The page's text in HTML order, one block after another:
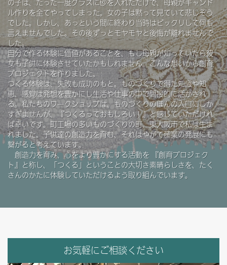
の子は、たった一度グラスに砂を入れただけで、母親がキャンド
ル作りを全てやってしまった。女の子は黙って見ていて悲しそう
でした。しかし、あっという間に終わり当時はビックリして何も
言えませんでした。その後ずっとモヤモヤと後悔が離れませんで
した。
自分で作る体験に価値があることを、もし母親が知っていたら彼
女も子供に体験させていたかもしれません。こんな想いから創育
プロジェクトを作りました。
つくる体験は、失敗も成功のもと。ものづくりで得た知識や知
恵、感覚は発想を豊かにし生活や仕事の中で間接的に活かされ
る。私たちのワークショップは、ものづくりのほんの入口にしか
すぎませんが、『つくるっておもしろい！』と感じていただけれ
ば幸いです。町工場の多いものづくりの町、東大阪市で私は生ま
れました。子供達の創造力を育む、それはやがて産業の発展にも
繋がると考えています。
創造力を育み、心をより豊かにする活動を 『創育プロジェク
ト』と称し、「つくる」ということの大切さ素晴らしさを、たく
さんのかたに体験していただけるよう取り組んでいます。
お気軽にご相談ください